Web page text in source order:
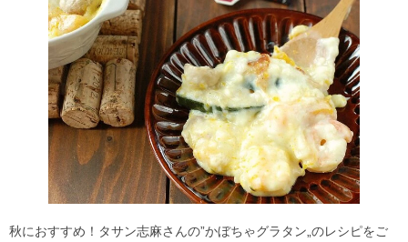
秋におすすめ！タサン志麻さんの”かぼちゃグラタン„のレシピをご